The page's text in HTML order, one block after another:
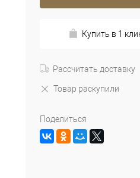
Купить в 1
Рассчитать доставку
Товар раскупили
Поделиться